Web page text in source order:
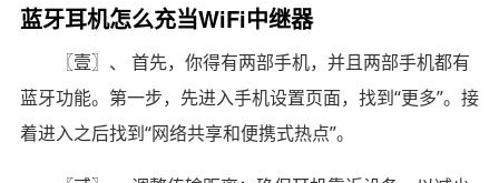
蓝牙耳机怎么充当WiFi中继器
〖壹〗、 首先，你得有两部手机，并且两部手机都有
蓝牙功能。第一步，先进入手机设置页面，找到“更多”。接
着进入之后找到“网络共享和便携式热点”。